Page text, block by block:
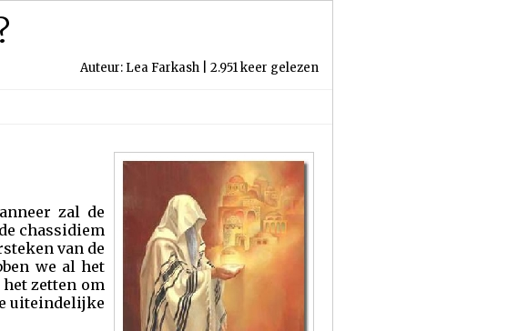
Auteur: Lea Farkash | 2.951 keer gelezen
zal de
chassidiem
van de
we al het
zetten om
uiteindelijke